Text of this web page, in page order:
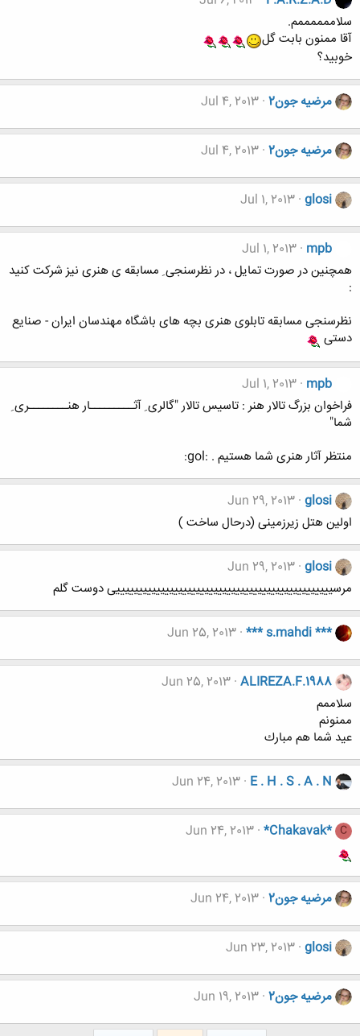
سلاممممممم.
آقا ممنون بابت گل
خوبید؟
مرضیه جون2 Jul 4, 2013
مرضیه جون2 Jul 4, 2013
glosi
Jul 1, 2013
mpb
Jul 1, 2013
همچنین در صورت تمایل ، در نظرسنجی ِ مسابقه ی هنری نیز شرکت کنید
:
نظرسنجی مسابقه تابلوی هنری بچه های باشگاه مهندسان ایران - صنایع
دستی
mpb
Jul 1, 2013
فراخوان بزرگ تالار هنر : تاسیس تالار "گالری ِ آثـــــــــار هنــــــــری ِ
شما"
منتظر آثار هنری شما هستیم . :gol:
glosi
Jun 29, 2013
اولین هتل زیرزمینی (درحال ساخت )
glosi
Jun 29, 2013
مرسیییییییییییییییییییییییییییییییییییییییییییییییییی دوست گلم
*** s.mahdi ***
Jun 25, 2013
ALIREZA.F.1988
Jun 25, 2013
سلاممم
ممنونم
عيد شما هم مبارك
E . H . S . A . N
Jun 24, 2013
C
*Chakavak*
Jun 24, 2013
مرضیه جون2 Jun 24, 2013
glosi
Jun 23, 2013
مرضیه جون2 Jun 19, 2013